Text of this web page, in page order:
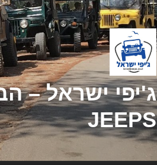
JEEPS